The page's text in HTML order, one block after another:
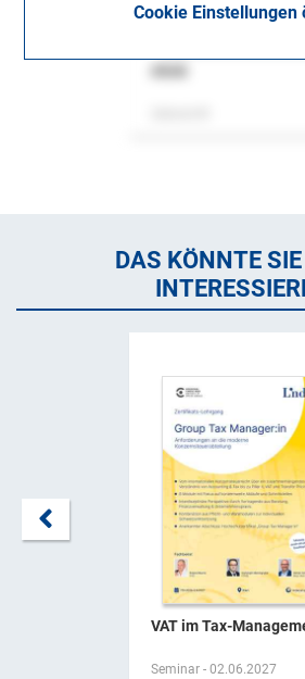
Cookie Einstellungen
DAS KÖNNTE
VAT im Tax-
Seminar - 02.06.2027